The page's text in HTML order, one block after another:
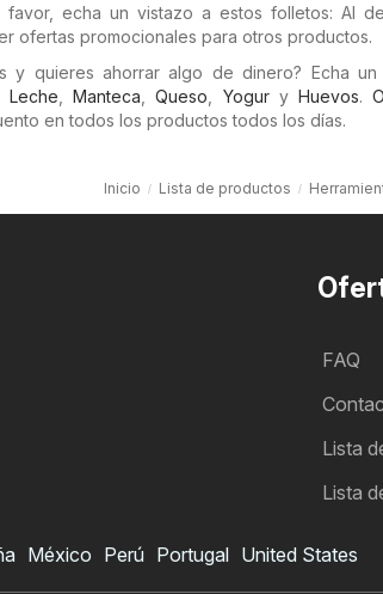
favor, echa un vistazo a estos folletos: Al
ofertas promocionales para otros productos.
y quieres ahorrar algo de dinero? Echa
Leche Manteca ,Queso YoguryHuevos.
en todos los productos todos los días.
Inicio Lista de productos
FAQ
Lista
Lista
México Perú Portugal United States